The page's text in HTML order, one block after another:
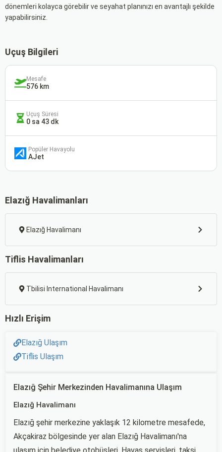
dönemleri kolayca görebilir ve seyahat planınızı en avantajlı şekilde
yapabilirsiniz.
Uçuş Bilgileri
Mesafe
576 km
Uçuş Süresi
0 sa 43 dk
Popüler Havayolu
AJet
Elazığ Havalimanları
Elazığ Havalimanı
Tiflis Havalimanları
Tbilisi International Havalimanı
Hızlı Erişim
Elazığ Ulaşım
Tiflis Ulaşım
Elazığ Şehir Merkezinden Havalimanına Ulaşım
Elazığ Havalimanı
Elazığ şehir merkezine yaklaşık 12 kilometre mesafede,
Akçakiraz bölgesinde yer alan Elazığ Havalimanı'na